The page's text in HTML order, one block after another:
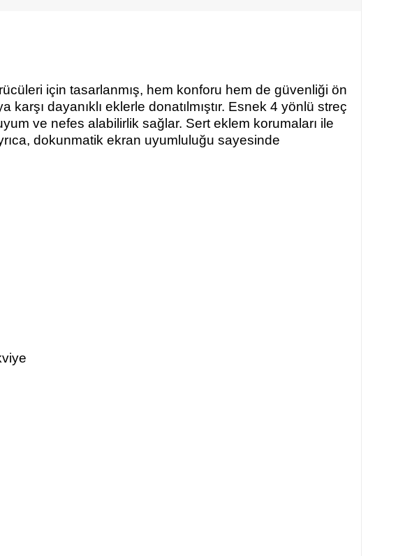
için tasarlanmış, hem konforu hem de güvenliği ön
dayanıklı eklerle donatılmıştır. Esnek 4 yönlü streç
ve nefes alabilirlik sağlar. Sert eklem korumaları ile
dokunmatik ekran uyumluluğu sayesinde